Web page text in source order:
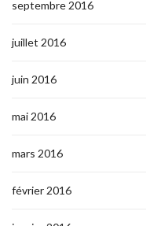
septembre 2016
juillet 2016
juin 2016
mai 2016
mars 2016
février 2016